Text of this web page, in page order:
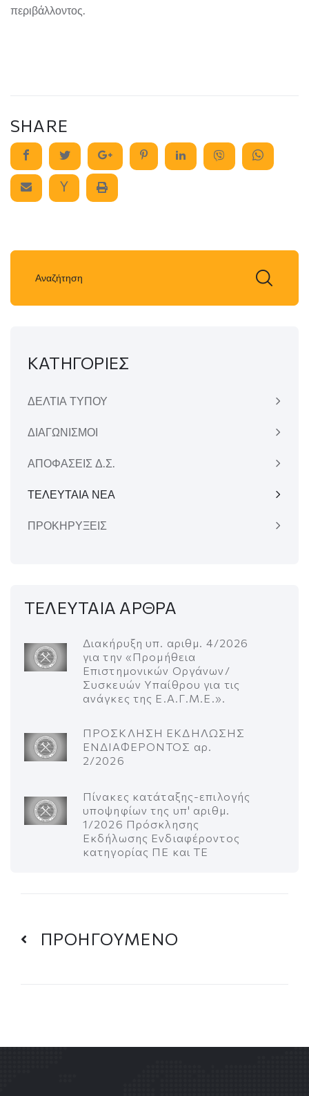
περιβάλλοντος.
SHARE
ΚΑΤΗΓΟΡΙΕΣ
ΔΕΛΤΙΑ ΤΥΠΟΥ
ΔΙΑΓΩΝΙΣΜΟΙ
ΑΠΟΦΑΣΕΙΣ Δ.Σ.
ΤΕΛΕΥΤΑΙΑ ΝΕΑ
ΠΡΟΚΗΡΥΞΕΙΣ
ΤΕΛΕΥΤΑΙΑ ΑΡΘΡΑ
Διακήρυξη υπ. αριθμ. 4/2026
για την «Προμήθεια
Επιστημονικών Οργάνων/
Συσκευών Υπαίθρου για τις
ανάγκες της Ε.Α.Γ.Μ.Ε.».
ΠΡΟΣΚΛΗΣΗ ΕΚΔΗΛΩΣΗΣ
ΕΝΔΙΑΦΕΡΟΝΤΟΣ αρ.
2/2026
Πίνακες κατάταξης-επιλογής
υποψηφίων της υπ' αριθμ.
1/2026 Πρόσκλησης
Εκδήλωσης Ενδιαφέροντος
κατηγορίας ΠΕ και ΤΕ
ΠΡΟΗΓΟΥΜΕΝΟ